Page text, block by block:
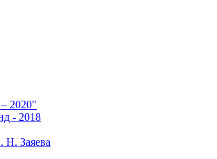
2020"
- 2018
Н. Заяева